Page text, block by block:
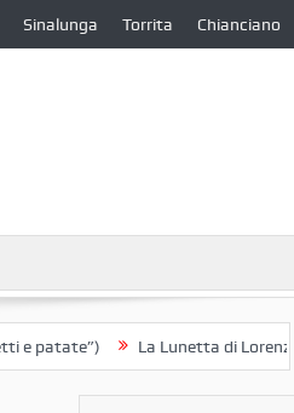
Sinalunga Torrita Chianciano
La Lunetta di Lorenzo